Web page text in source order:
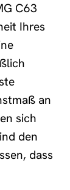
C63
Ihres
an
sich
den
dass